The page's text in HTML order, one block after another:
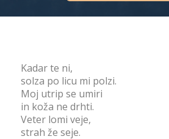
Kadar te ni,
solza po licu mi polzi.
Moj utrip se umiri
in koža ne drhti.
Veter lomi veje,
strah že seje.